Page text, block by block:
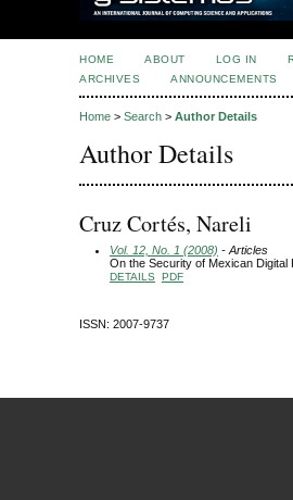
HOME ABOUT LOG IN
ARCHIVES
ANNOUNCEMENTS
Home > Search > Author Details
Author Details
Cruz Cortés, Nareli
Vol. 12, No. 1 (2008) - Articles
On the Security of Mexican Digital
DETAILS PDF
ISSN: 2007-9737